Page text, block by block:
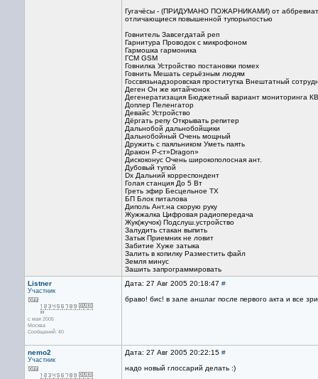
Гугачёсы - (ПРИДУМАНО ПОЖАРНИКАМИ) от
отличающиеся повышенной тупорылостью
Говнитель Завсегдатай реп
Гарнитура Проводок с микрофоном
Гармошка гармоника
ГСМ GSM
Говнилка Устройство постановки помех
Говнить Мешать серьёзным людям
Госсвязьнадзоровская проститутка Внештатный
Деген Он же китайчонок
Дегенератизация Бюджетный вариант мониторинга КВ
Доплер Пеленгатор
Девайс Устройство
Дёргать репу Открывать репитер
Дальнобой дальнобойщики
Дальнобойный Очень мощный
Дружить с паяльником Уметь паять
Дракон Р-ст»Dragon»
Дискоконус Очень широкополосная ант.
Дубовый тупой
Dx Дальний корреспондент
Голая станция До 5 Вт
Греть эфир Бесцельное TX
БП Блок питалова
Диполь Ант.на скорую руку
Жужжалка Цифровая радиопередача
Жук(жучок) Подслуш.устройство
Залудить стакан выпить
Затык Приемник не ловит
Забитие Хуже затыка
Залить в копилку Разместить файл
Земля минус
Зашить запрограммировать
Listner
Участник
с мая 2005
Москва
Сообщений: 40
Дата: 27 Авг 2005 20:18:47 #
браво! бис! в зале аншлаг после первого акта и все
nemo2
Участник
Дата: 27 Авг 2005 20:22:15 #
надо новый глоссарий делать :)